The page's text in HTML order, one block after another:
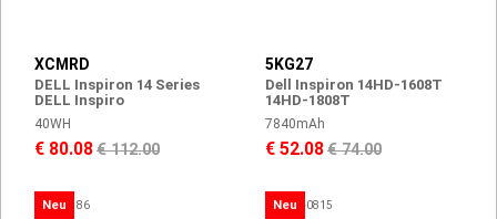
XCMRD
DELL Inspiron 14 Series
DELL Inspiro
40WH
€ 80.08€ 112.00
5KG27
Dell Inspiron 14HD-1608T
14HD-1808T
7840mAh
€ 52.08€ 74.00
Neu Neu